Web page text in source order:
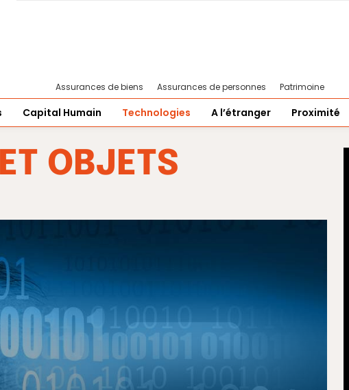
Assurances de biens Assurances de personnes Patrimoine
Capital Humain Technologies A l’étranger Proximité
OBJETS